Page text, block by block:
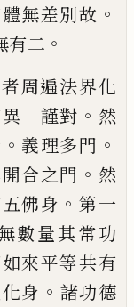
無差別故 。
有二 。
周遍法界化
異 謹對 。 然
。 義理多門 。
合之門 。 然
佛身 。 第一
數量其常功
來平等共有
身 。 諸功德